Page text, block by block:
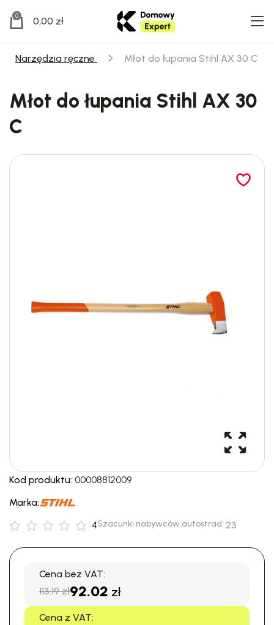
0 0,00 zł
Narzędzia ręczne Młot do łupania Stihl AX 30 C
Młot do łupania Stihl AX 30
C
Kod produktu: 00008812009
Marka:
4Szacunki nabywców autostrad: 23
Cena bez VAT:
113.19 zł92.02 zł
Cena z VAT: